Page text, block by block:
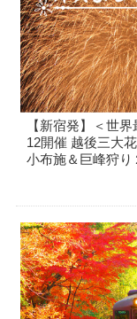
【新宿発】＜世
12開催 越後三大
小布施＆巨峰狩り